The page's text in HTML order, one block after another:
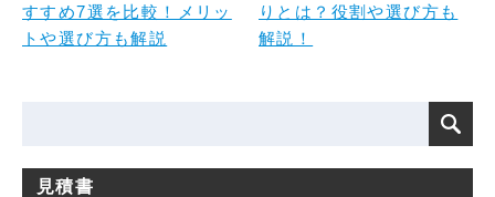
すすめ7選を比較！メリッ
トや選び方も解説
りとは？役割や選び方も
解説！
見積書